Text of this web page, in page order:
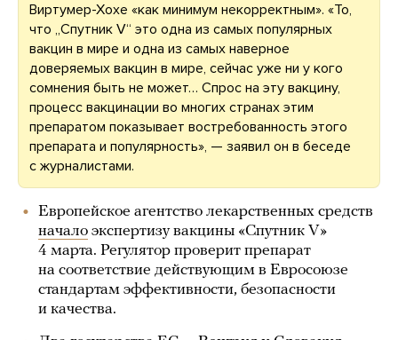
Виртумер-Хохе «как минимум некорректным». «То,
что „Спутник V“ это одна из самых популярных
вакцин в мире и одна из самых наверное
доверяемых вакцин в мире, сейчас уже ни у кого
сомнения быть не может… Спрос на эту вакцину,
процесс вакцинации во многих странах этим
препаратом показывает востребованность этого
препарата и популярность», — заявил он в беседе
с журналистами.
Европейское агентство лекарственных средств
начало экспертизу вакцины «Спутник V»
4 марта. Регулятор проверит препарат
на соответствие действующим в Евросоюзе
стандартам эффективности, безопасности
и качества.